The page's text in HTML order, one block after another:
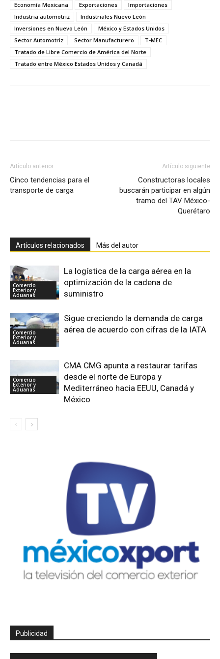
Economía Mexicana
Exportaciones
Importaciones
Industria automotriz
Industriales Nuevo León
Inversiones en Nuevo León
México y Estados Unidos
Sector Automotriz
Sector Manufacturero
T-MEC
Tratado de Libre Comercio de América del Norte
Tratado entre México Estados Unidos y Canadá
Artículo anterior
Cinco tendencias para el
transporte de carga
Artículo siguiente
Constructoras locales
buscarán participar en algún
tramo del TAV México-
Querétaro
Artículos relacionados Más del autor
Comercio
Exterior y
Aduanas
La logística de la carga aérea en la
optimización de la cadena de
suministro
Comercio
Exterior y
Aduanas
Sigue creciendo la demanda de carga
aérea de acuerdo con cifras de la IATA
Comercio
Exterior y
Aduanas
CMA CMG apunta a restaurar tarifas
desde el norte de Europa y
Mediterráneo hacia EEUU, Canadá y
México
Publicidad